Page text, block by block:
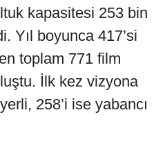
kapasitesi 253 bin
Yıl boyunca 417’si
toplam 771 film
İlk kez vizyona
258’i ise yabancı